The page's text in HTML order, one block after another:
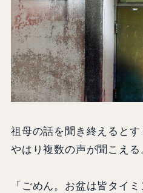
祖母の話を聞き終えるとす
やはり複数の声が聞こえる
「ごめん。お盆は皆タイ